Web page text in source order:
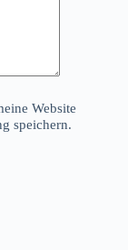
Website
speichern.